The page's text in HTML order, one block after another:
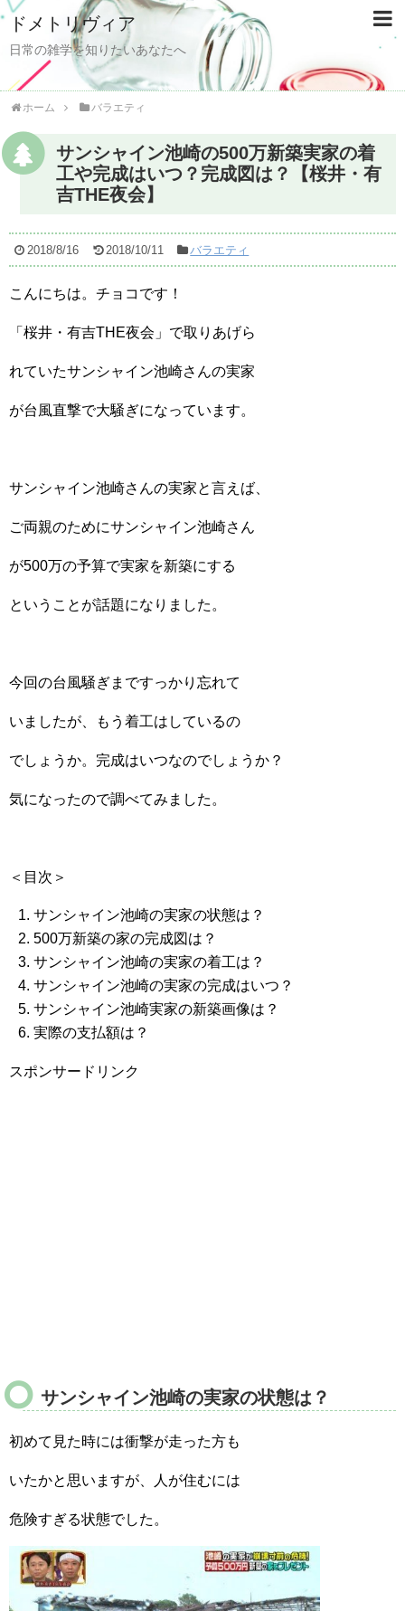
ドメトリヴィア
日常の雑学を知りたいあなたへ
ホーム バラエティ
サンシャイン池崎の500万新築実家の着
工や完成はいつ？完成図は？【桜井・有
吉THE夜会】
2018/8/16 2018/10/11 バラエティ
こんにちは。チョコです！
「桜井・有吉THE夜会」で取りあげら
れていたサンシャイン池崎さんの実家
が台風直撃で大騒ぎになっています。
サンシャイン池崎さんの実家と言えば、
ご両親のためにサンシャイン池崎さん
が500万の予算で実家を新築にする
ということが話題になりました。
今回の台風騒ぎまですっかり忘れて
いましたが、もう着工はしているの
でしょうか。完成はいつなのでしょうか？
気になったので調べてみました。
＜目次＞
サンシャイン池崎の実家の状態は？
500万新築の家の完成図は？
サンシャイン池崎の実家の着工は？
サンシャイン池崎の実家の完成はいつ？
サンシャイン池崎実家の新築画像は？
実際の支払額は？
スポンサードリンク
サンシャイン池崎の実家の状態は？
初めて見た時には衝撃が走った方も
いたかと思いますが、人が住むには
危険すぎる状態でした。